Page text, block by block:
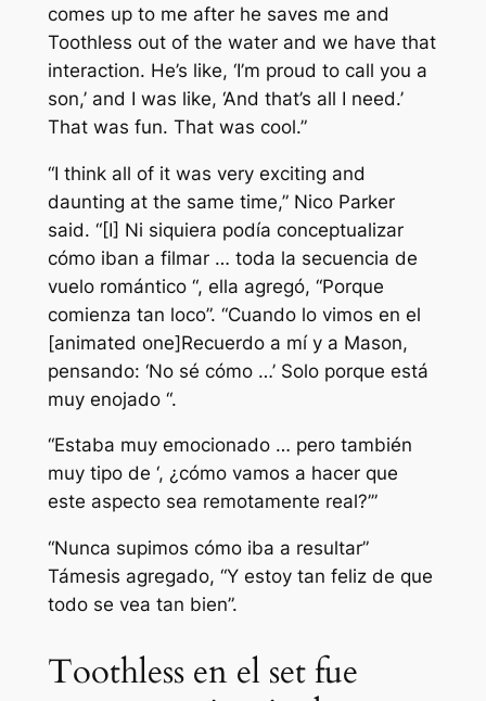
comes up to me after he saves me and
Toothless out of the water and we have that
interaction. He’s like, ‘I’m proud to call you a
son,’ and I was like, ‘And that’s all I need.’
That was fun. That was cool.”
“I think all of it was very exciting and
daunting at the same time,” Nico Parker
said. “[I] Ni siquiera podía conceptualizar
cómo iban a filmar … toda la secuencia de
vuelo romántico “, ella agregó, “Porque
comienza tan loco”. “Cuando lo vimos en el
[animated one]Recuerdo a mí y a Mason,
pensando: ‘No sé cómo …’ Solo porque está
muy enojado “.
“Estaba muy emocionado … pero también
muy tipo de ‘, ¿cómo vamos a hacer que
este aspecto sea remotamente real?’”
“Nunca supimos cómo iba a resultar”
Támesis agregado, “Y estoy tan feliz de que
todo se vea tan bien”.
Toothless en el set fue